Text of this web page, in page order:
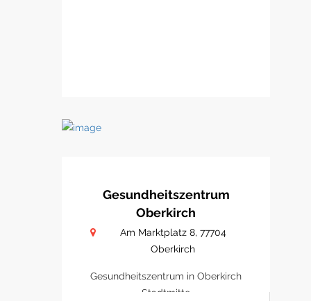
Gesundheitszentrum
Oberkirch
Am Marktplatz 8, 77704
Oberkirch
Gesundheitszentrum in Oberkirch
Stadtmitte